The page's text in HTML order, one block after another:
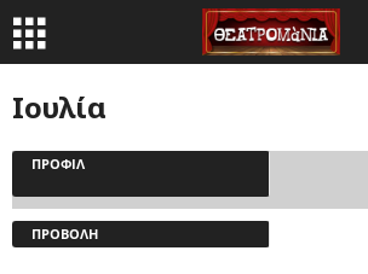
Ιουλία
ΠΡΟΦΊΛ
ΠΡΟΒΟΛΉ